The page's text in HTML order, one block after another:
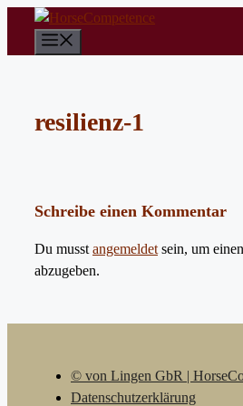
springen
resilienz-1
Schreibe einen Kommentar
Du musst angemeldet sein, um
abzugeben.
© von Lingen GbR |
Datenschutzerklärung